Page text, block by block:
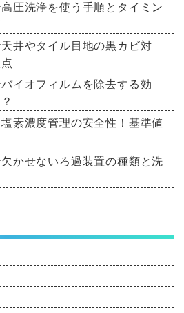
圧洗浄を使う手順とタイミン
井やタイル目地の黒カビ対
イオフィルムを除去する効
素濃度管理の安全性！基準値
かせないろ過装置の種類と洗